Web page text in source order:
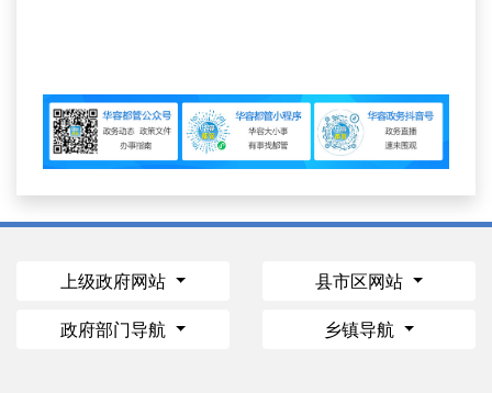
上级政府网站 县市区网站
政府部门导航 乡镇导航